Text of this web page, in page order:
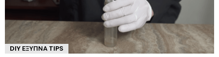
DIY ΈΞΥΠΝΑ TIPS